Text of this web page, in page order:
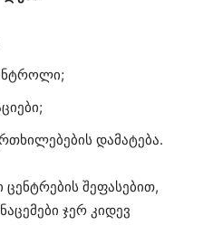
დამატება.
ცენტრების შეფასებით,
ჯერ კიდევ